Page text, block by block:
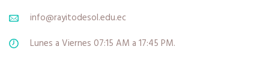
info@rayitodesol.edu.ec
Lunes a Viernes 07:15 AM a 17:45 PM.